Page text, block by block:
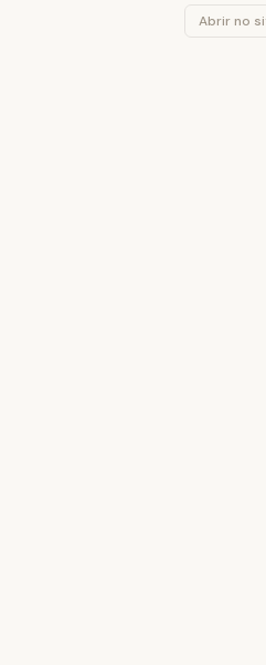
Abrir no